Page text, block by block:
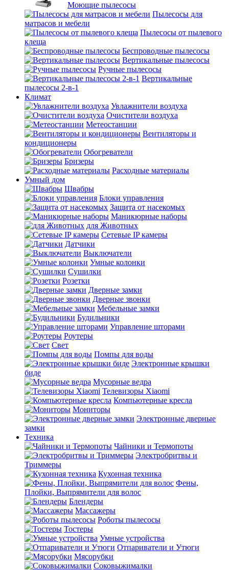
Моющие пылесосы
Пылесосы для
матрасов и мебели
Пылесосы от пылевого
клеща
Беспроводные пылесосы
Вертикальные пылесосы
Ручные пылесосы
Вертикальные
пылесосы 2-в-1
Климат
Увлажнители воздуха
Очистители воздуха
Метеостанции
Вентиляторы и
кондиционеры
Обогреватели
Бризеры
Расходные материалы
Умный дом
Швабры
Блоки управления
Защита от насекомых
Маникюрные наборы
для Животных
Сетевые IP камеры
Датчики
Выключатели
Умные колонки
Сушилки
Розетки
Дверные замки
Дверные звонки
Мебельные замки
Будильники
Управление шторами
Роутеры
Свет
Помпы для воды
Электронные крышки
биде
Мусорные ведра
Телевизоры Xiaomi
Компьютерные кресла
Мониторы
Электронные дверные
замки
Техника
Чайники и Термопоты
Электробритвы и
Триммеры
Кухонная техника
Фены,
Плойки, Выпрямители для волос
Блендеры
Массажеры
Роботы пылесосы
Тостеры
Умные устройства
Отпариватели и Утюги
Мясорубки
Соковыжималки